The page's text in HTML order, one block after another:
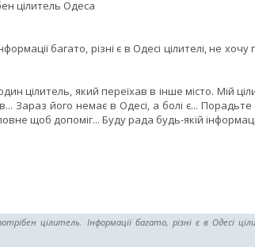
цілитель Одеса
багато, різні є в Одесі цілителі, не
цілитель, який переїхав в інше місто. Мій
Зараз його немає в Одесі, а болі є...
щоб допоміг... Буду рада будь-якій
цілитель. Інформації багато, різні є в Одесі